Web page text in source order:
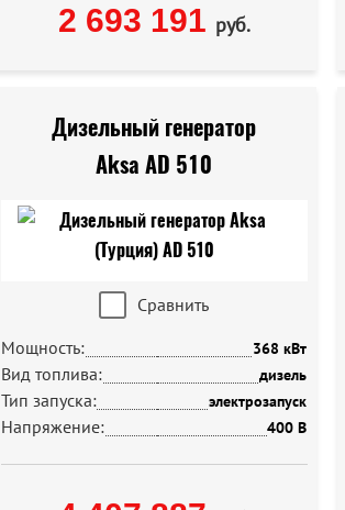
2 693 191 руб.
Дизельный генератор
Aksa AD 510
Сравнить
Мощность:
368 кВт
Вид топлива: дизель
Тип запуска: электрозапуск
Напряжение: 400 В